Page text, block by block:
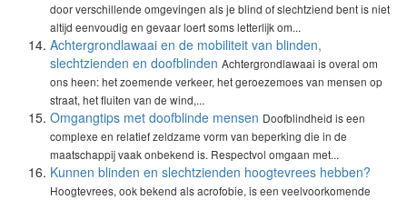
door verschillende omgevingen als je blind of slechtziend bent is niet
altijd eenvoudig en gevaar loert soms letterlijk om...
Achtergrondlawaai en de mobiliteit van blinden,
slechtzienden en doofblinden Achtergrondlawaai is overal om
ons heen: het zoemende verkeer, het geroezemoes van mensen op
straat, het fluiten van de wind,...
Omgangtips met doofblinde mensen Doofblindheid is een
complexe en relatief zeldzame vorm van beperking die in de
maatschappij vaak onbekend is. Respectvol omgaan met...
Kunnen blinden en slechtzienden hoogtevrees hebben?
Hoogtevrees, ook bekend als acrofobie, is een veelvoorkomende